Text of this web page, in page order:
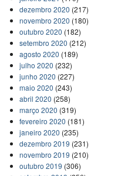
dezembro 2020 (217)
novembro 2020 (180)
outubro 2020 (182)
setembro 2020 (212)
agosto 2020 (189)
julho 2020 (232)
junho 2020 (227)
maio 2020 (243)
abril 2020 (258)
março 2020 (319)
fevereiro 2020 (181)
janeiro 2020 (235)
dezembro 2019 (231)
novembro 2019 (210)
outubro 2019 (306)